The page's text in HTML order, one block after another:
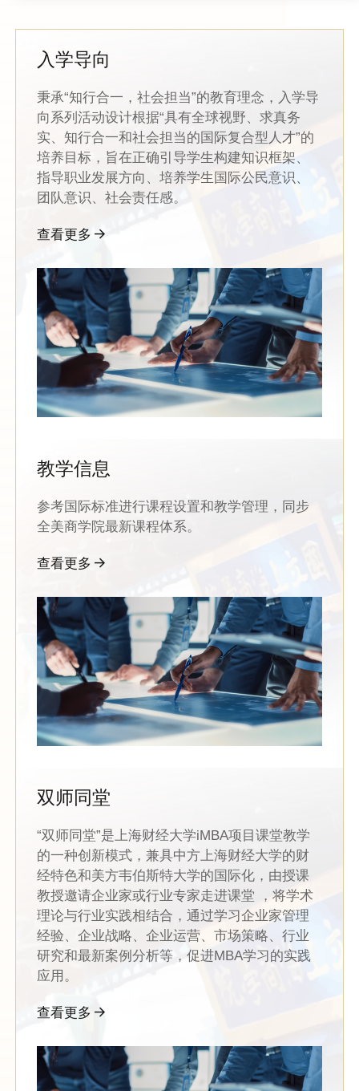
入学导向
秉承“知行合一，社会担当”的教育理念，入学导
向系列活动设计根据“具有全球视野、求真务
实、知行合一和社会担当的国际复合型人才”的
培养目标，旨在正确引导学生构建知识框架、
指导职业发展方向、培养学生国际公民意识、
团队意识、社会责任感。
查看更多
教学信息
参考国际标准进行课程设置和教学管理，同步
全美商学院最新课程体系。
查看更多
双师同堂
“双师同堂”是上海财经大学iMBA项目课堂教学
的一种创新模式，兼具中方上海财经大学的财
经特色和美方韦伯斯特大学的国际化，由授课
教授邀请企业家或行业专家走进课堂 ，将学术
理论与行业实践相结合，通过学习企业家管理
经验、企业战略、企业运营、市场策略、行业
研究和最新案例分析等，促进MBA学习的实践
应用。
查看更多